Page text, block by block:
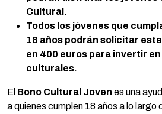
Cultural.
Todos los jóvenes que
18 años podrán solicitar
en 400 euros para invertir
culturales.
El Bono Cultural Joven es una
a quienes cumplen 18 años a lo largo